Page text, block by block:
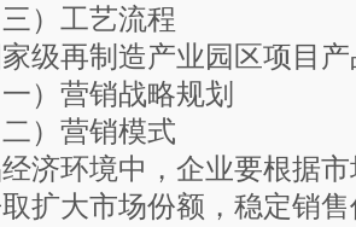
艺流程
再制造产业园区项目产
销战略规划
销模式
环境中，企业要根据市
扩大市场份额，稳定销